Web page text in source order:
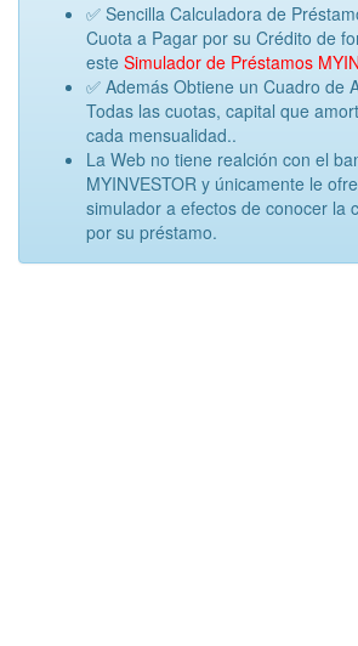
✅ Sencilla Calculadora de
Cuota a Pagar por su Crédito de
este Simulador de Préstamos
✅ Además Obtiene un Cuadro de
Todas las cuotas, capital que
cada mensualidad..
La Web no tiene realción con el
MYINVESTOR y únicamente le
simulador a efectos de conocer la
por su préstamo.